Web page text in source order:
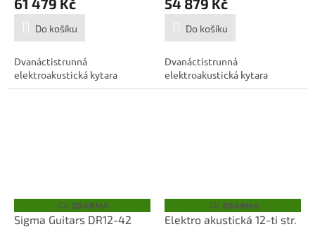
61 479 Kč
Do košíku
Dvanáctistrunná
elektroakustická kytara
54 879 Kč
Do košíku
Dvanáctistrunná
elektroakustická kytara
Z
D
A
ZDARMA
Sigma Guitars DR12-42
Z
D
A
ZDARMA
Elektro akustická 12-ti str.